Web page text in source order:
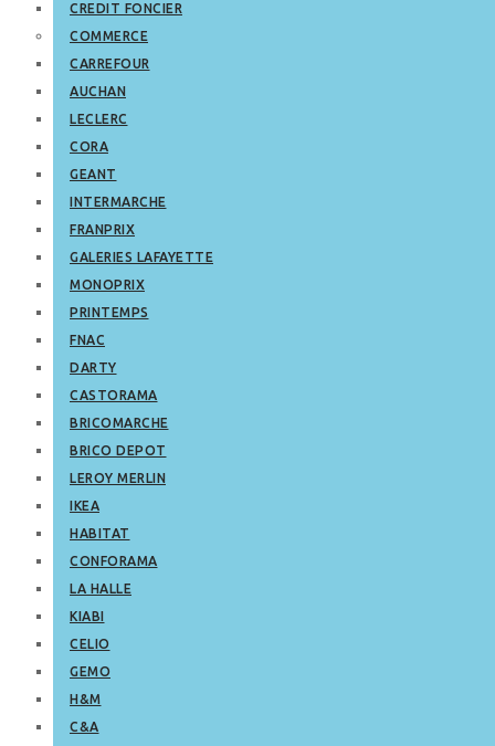
CREDIT FONCIER
COMMERCE
CARREFOUR
AUCHAN
LECLERC
CORA
GEANT
INTERMARCHE
FRANPRIX
GALERIES LAFAYETTE
MONOPRIX
PRINTEMPS
FNAC
DARTY
CASTORAMA
BRICOMARCHE
BRICO DEPOT
LEROY MERLIN
IKEA
HABITAT
CONFORAMA
LA HALLE
KIABI
CELIO
GEMO
H&M
C&A